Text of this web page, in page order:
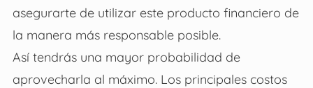
asegurarte de utilizar este producto financiero de
la manera más responsable posible.
Así tendrás una mayor probabilidad de
aprovecharla al máximo. Los principales costos